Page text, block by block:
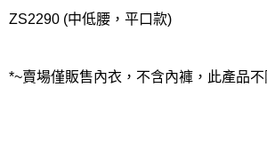
ZS2290 (中低腰，平口款)
*~賣場僅販售內衣，不含內褲，此產品